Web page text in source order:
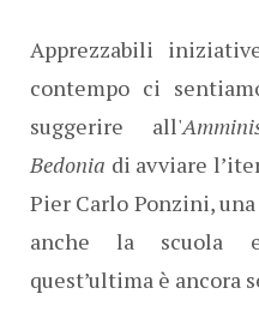
Apprezzabili
contempo ci
suggerire all'
Bedonia di avviare
Pier Carlo Ponzini,
anche la scuola
quest’ultima è ancora